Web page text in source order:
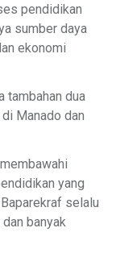
pendidikan
sumber daya
ekonomi
tambahan dua
Manado dan
yang
selalu
banyak